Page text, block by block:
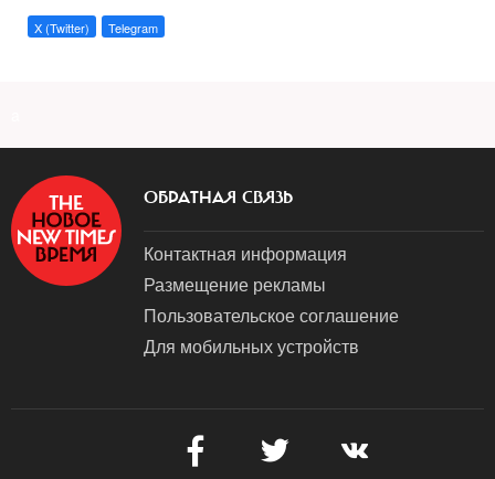
X (Twitter) Telegram
ОБРАТНАЯ СВЯЗЬ
Контактная информация
Размещение рекламы
Пользовательское соглашение
Для мобильных устройств